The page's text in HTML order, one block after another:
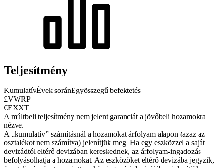
Teljesítmény
KumulatívÉvek soránEgyösszegű befektetés
£VWRP
€EXXT
A múltbeli teljesítmény nem jelent garanciát a jövőbeli hozamokra
nézve.
A „kumulatív” számításnál a hozamokat árfolyam alapon (azaz az
osztalékot nem számítva) jelenítjük meg. Ha egy eszközzel a saját
devizádtól eltérő devizában kereskednek, az árfolyam-ingadozás
befolyásolhatja a hozamokat. Az eszközöket eltérő devizába jegyzik,